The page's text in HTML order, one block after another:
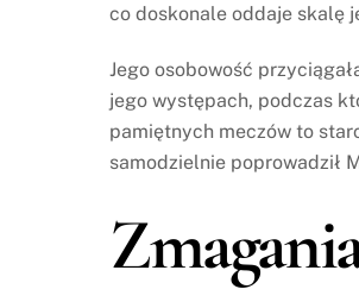
co doskonale oddaje skalę
Jego osobowość
jego występach, podczas
pamiętnych meczów to
samodzielnie poprowadził